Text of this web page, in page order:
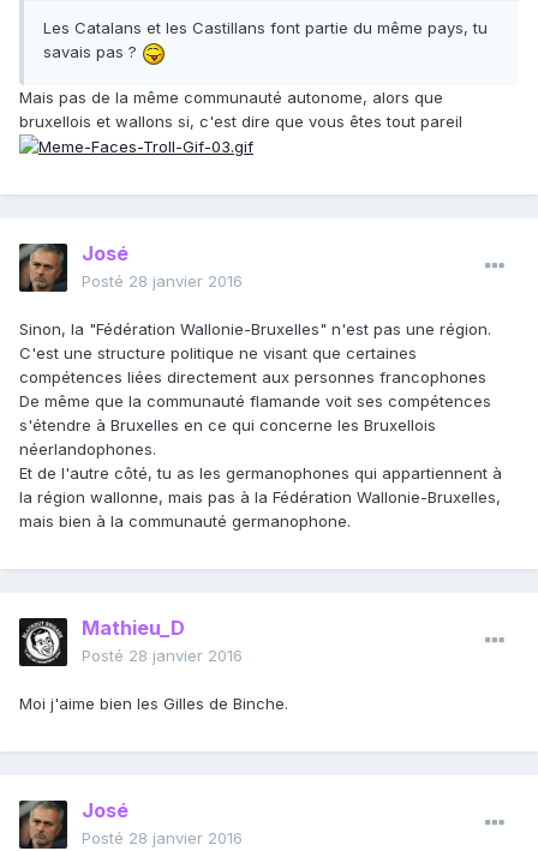
Les Catalans et les Castillans font partie du même pays, tu
savais pas ?
Mais pas de la même communauté autonome, alors que
bruxellois et wallons si, c'est dire que vous êtes tout pareil
José
Posté 28 janvier 2016
Sinon, la "Fédération Wallonie-Bruxelles" n'est pas une région.
C'est une structure politique ne visant que certaines
compétences liées directement aux personnes francophones
De même que la communauté flamande voit ses compétences
s'étendre à Bruxelles en ce qui concerne les Bruxellois
néerlandophones.
Et de l'autre côté, tu as les germanophones qui appartiennent à
la région wallonne, mais pas à la Fédération Wallonie-Bruxelles,
mais bien à la communauté germanophone.
Mathieu_D
Posté 28 janvier 2016
Moi j'aime bien les Gilles de Binche.
José
Posté 28 janvier 2016